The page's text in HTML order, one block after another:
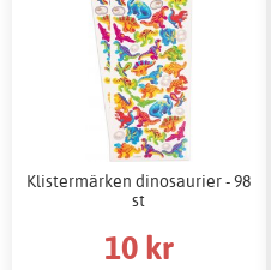
Klistermärken dinosaurier - 98
st
10 kr